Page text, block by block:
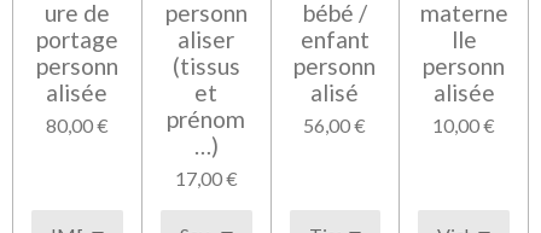
ure de
portage
personn
alisée
80,00 €
personn
aliser
(tissus
et
prénom
…)
17,00 €
bébé /
enfant
personn
alisé
56,00 €
materne
lle
personn
alisée
10,00 €